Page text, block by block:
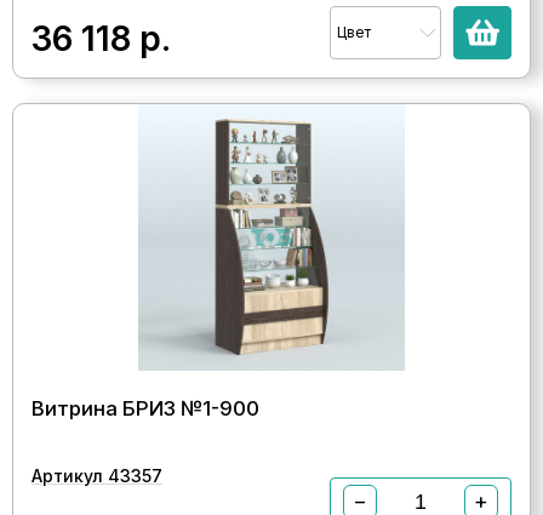
36 118 р. Цвет
Витрина БРИЗ №1-900
Артикул 43357
− +